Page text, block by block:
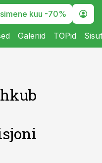
kuu -70%
Galeriid TOPid